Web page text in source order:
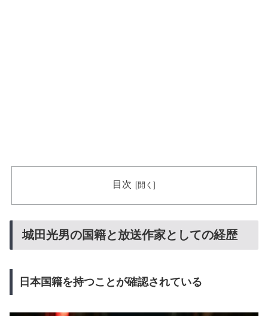
目次
城田光男の国籍と放送作家としての経歴
日本国籍を持つことが確認されている